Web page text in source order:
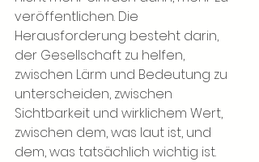
veröffentlichen. Die
Herausforderung besteht darin,
der Gesellschaft zu helfen,
zwischen Lärm und Bedeutung zu
unterscheiden, zwischen
Sichtbarkeit und wirklichem Wert,
zwischen dem, was laut ist, und
dem, was tatsächlich wichtig ist.